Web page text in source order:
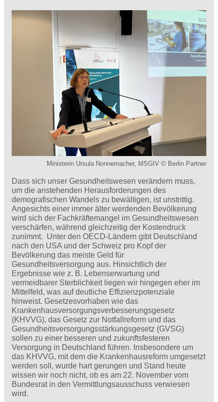
Ministerin Ursula Nonnemacher, MSGIV © Berlin Partner
Dass sich unser Gesundheitswesen verändern muss,
um die anstehenden Herausforderungen des
demografischen Wandels zu bewältigen, ist unstrittig.
Angesichts einer immer älter werdenden Bevölkerung
wird sich der Fachkräftemangel im Gesundheitswesen
verschärfen, während gleichzeitig der Kostendruck
zunimmt. Unter den OECD-Ländern gibt Deutschland
nach den USA und der Schweiz pro Kopf der
Bevölkerung das meiste Geld für
Gesundheitsversorgung aus. Hinsichtlich der
Ergebnisse wie z. B. Lebenserwartung und
vermeidbarer Sterblichkeit liegen wir hingegen eher im
Mittelfeld, was auf deutliche Effizienzpotenziale
hinweist. Gesetzesvorhaben wie das
Krankenhausversorgungsverbesserungsgesetz
(KHVVG), das Gesetz zur Notfallreform und das
Gesundheitsversorgungsstärkungsgesetz (GVSG)
sollen zu einer besseren und zukunftsfesteren
Versorgung in Deutschland führen. Insbesondere um
das KHVVG, mit dem die Krankenhausreform umgesetzt
werden soll, wurde hart gerungen und Stand heute
wissen wir noch nicht, ob es am 22. November vom
Bundesrat in den Vermittlungsausschuss verwiesen
wird.